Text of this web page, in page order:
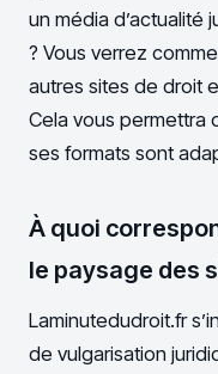
un média d’actualité
? Vous verrez
autres sites de droit
Cela vous permettra
ses formats sont
À quoi
le paysage des
Laminutedudroit.fr
de vulgarisation